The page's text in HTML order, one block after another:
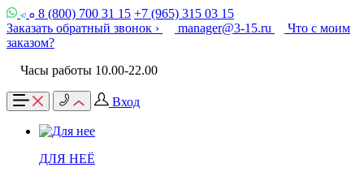
8 (800) 700 31 15 +7 (965) 315 03 15
Заказать обратный звонок ›
manager@3-15.ru
Что с моим
заказом?
Часы работы 10.00-22.00
Вход
ДЛЯ НЕЁ